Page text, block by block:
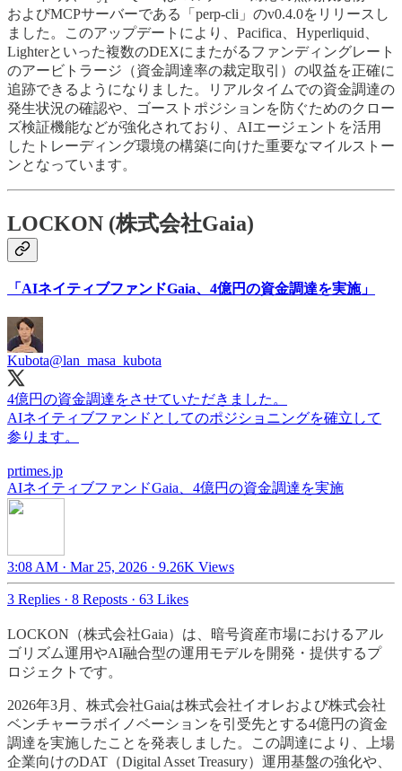
およびMCPサーバーである「perp-cli」のv0.4.0をリリースし
ました。このアップデートにより、Pacifica、Hyperliquid、
Lighterといった複数のDEXにまたがるファンディングレート
のアービトラージ（資金調達率の裁定取引）の収益を正確に
追跡できるようになりました。リアルタイムでの資金調達の
発生状況の確認や、ゴーストポジションを防ぐためのクロー
ズ検証機能などが強化されており、AIエージェントを活用
したトレーディング環境の構築に向けた重要なマイルストー
ンとなっています。
LOCKON (株式会社Gaia)
「AIネイティブファンドGaia、4億円の資金調達を実施」
Kubota@lan_masa_kubota
4億円の資金調達をさせていただきました。
AIネイティブファンドとしてのポジショニングを確立して
参ります。
prtimes.jp
AIネイティブファンドGaia、4億円の資金調達を実施
3:08 AM · Mar 25, 2026 · 9.26K Views
3 Replies · 8 Reposts · 63 Likes
LOCKON（株式会社Gaia）は、暗号資産市場におけるアル
ゴリズム運用やAI融合型の運用モデルを開発・提供するプ
ロジェクトです。
2026年3月、株式会社Gaiaは株式会社イオレおよび株式会社
ベンチャーラボイノベーションを引受先とする4億円の資金
調達を実施したことを発表しました。この調達により、上場
企業向けのDAT（Digital Asset Treasury）運用基盤の強化や、